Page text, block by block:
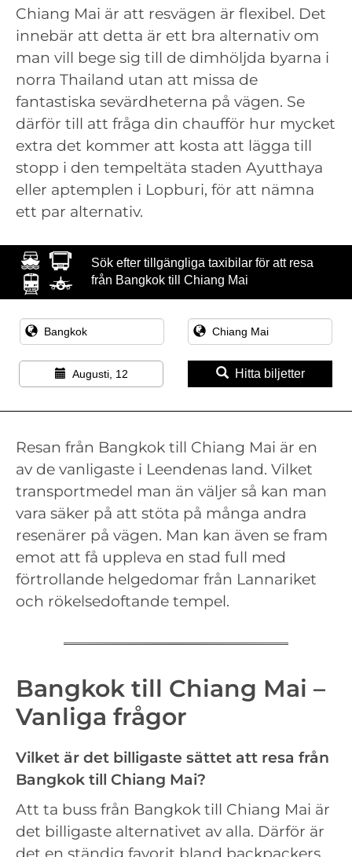
Chiang Mai är att resvägen är flexibel. Det
innebär att detta är ett bra alternativ om
man vill bege sig till de dimhöljda byarna i
norra Thailand utan att missa de
fantastiska sevärdheterna på vägen. Se
därför till att fråga din chaufför hur mycket
extra det kommer att kosta att lägga till
stopp i den tempeltäta staden Ayutthaya
eller aptemplen i Lopburi, för att nämna
ett par alternativ.
Sök efter tillgängliga taxibilar för att resa
från Bangkok till Chiang Mai
Augusti, 12 Hitta biljetter
Resan från Bangkok till Chiang Mai är en
av de vanligaste i Leendenas land. Vilket
transportmedel man än väljer så kan man
vara säker på att stöta på många andra
resenärer på vägen. Man kan även se fram
emot att få uppleva en stad full med
förtrollande helgedomar från Lannariket
och rökelsedoftande tempel.
Bangkok till Chiang Mai –
Vanliga frågor
Vilket är det billigaste sättet att resa från
Bangkok till Chiang Mai?
Att ta buss från Bangkok till Chiang Mai är
det billigaste alternativet av alla. Därför är
det en ständig favorit bland backpackers